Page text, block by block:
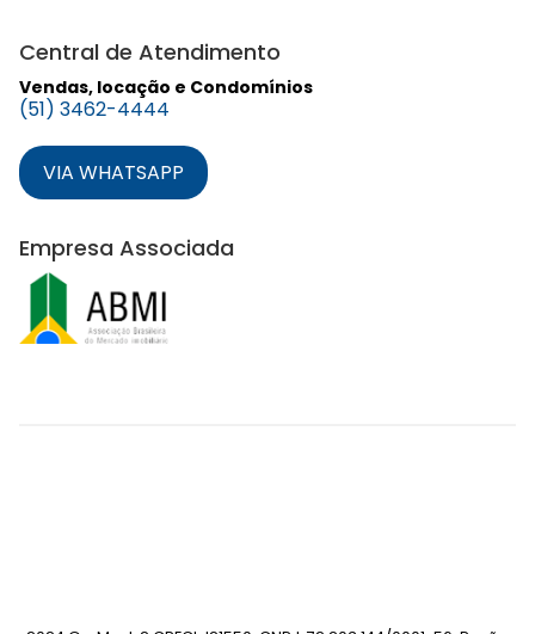
Central de Atendimento
Vendas, locação e Condomínios
(51) 3462-4444
VIA WHATSAPP
Empresa Associada